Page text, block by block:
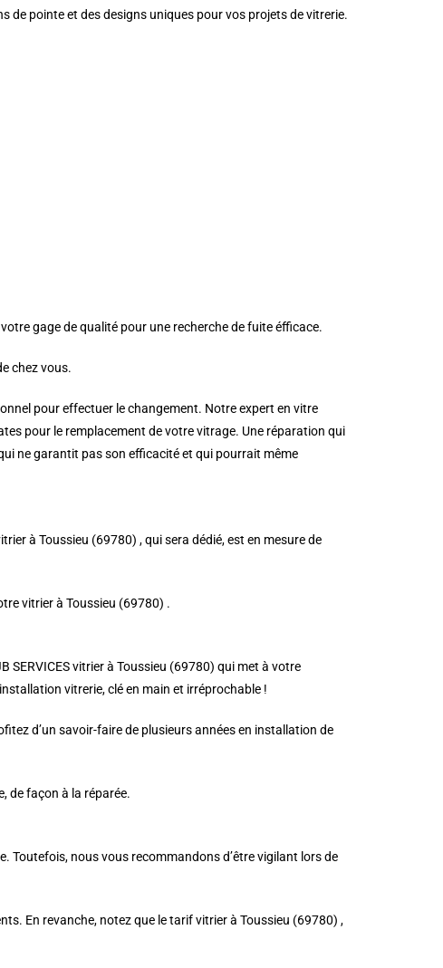
de pointe et des designs uniques pour vos projets de vitrerie.
gage de qualité pour une recherche de fuite éfficace.
chez vous.
pour effectuer le changement. Notre expert en vitre
pour le remplacement de votre vitrage. Une réparation qui
ne garantit pas son efficacité et qui pourrait même
à Toussieu (69780) , qui sera dédié, est en mesure de
vitrier à Toussieu (69780) .
SERVICES vitrier à Toussieu (69780) qui met à votre
vitrerie, clé en main et irréprochable !
d’un savoir-faire de plusieurs années en installation de
de façon à la réparée.
Toutefois, nous vous recommandons d’être vigilant lors de
En revanche, notez que le tarif vitrier à Toussieu (69780) ,